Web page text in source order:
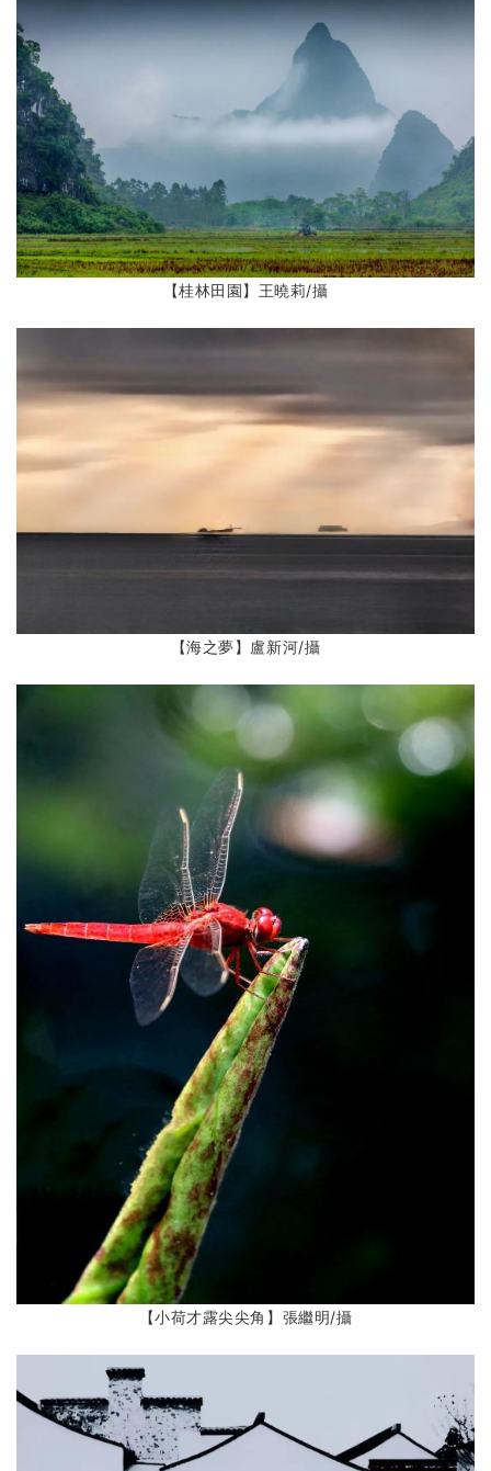
【桂林田園】王曉莉/攝
【海之夢】盧新河/攝
【小荷才露尖尖角】張繼明/攝